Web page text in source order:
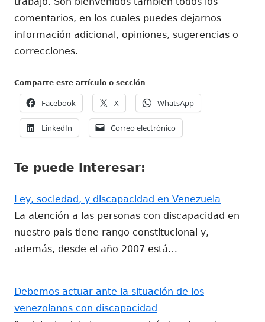
comentarios, en los cuales puedes dejarnos
información adicional, opiniones, sugerencias o
correcciones.
Comparte este artículo o sección
Facebook
en
X
en
una
WhatsApp
en
LinkedIn
en
ventana
Correo electrónico
en
Te puede interesar:
Ley, sociedad, y discapacidad en Venezuela
La atención a las personas con discapacidad en
nuestro país tiene rango constitucional y,
además, desde el año 2007 está…
Debemos actuar ante la situación de los
venezolanos con discapacidad